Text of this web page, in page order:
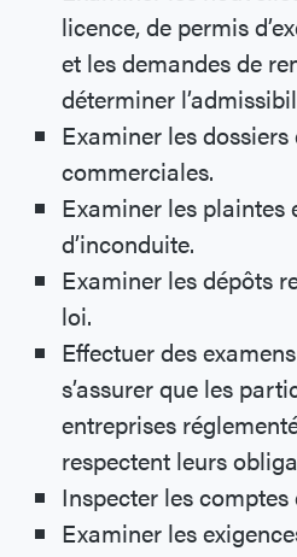
licence, de permis
et les demandes de
déterminer
Examiner les
commerciales.
Examiner les plaintes
d’inconduite.
Examiner les dépôts
loi.
Effectuer des
s’assurer que les
entreprises
respectent leurs
Inspecter les comptes
Examiner les